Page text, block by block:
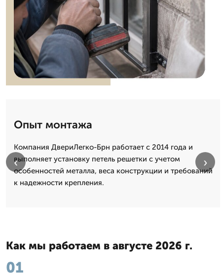
Опыт монтажа
Компания ДвериЛегко-Брн работает с 2014 года и
выполняет установку петель решетки с учетом
особенностей металла, веса конструкции и требований
к надежности крепления.
‹ ›
Как мы работаем в августе 2026 г.
01